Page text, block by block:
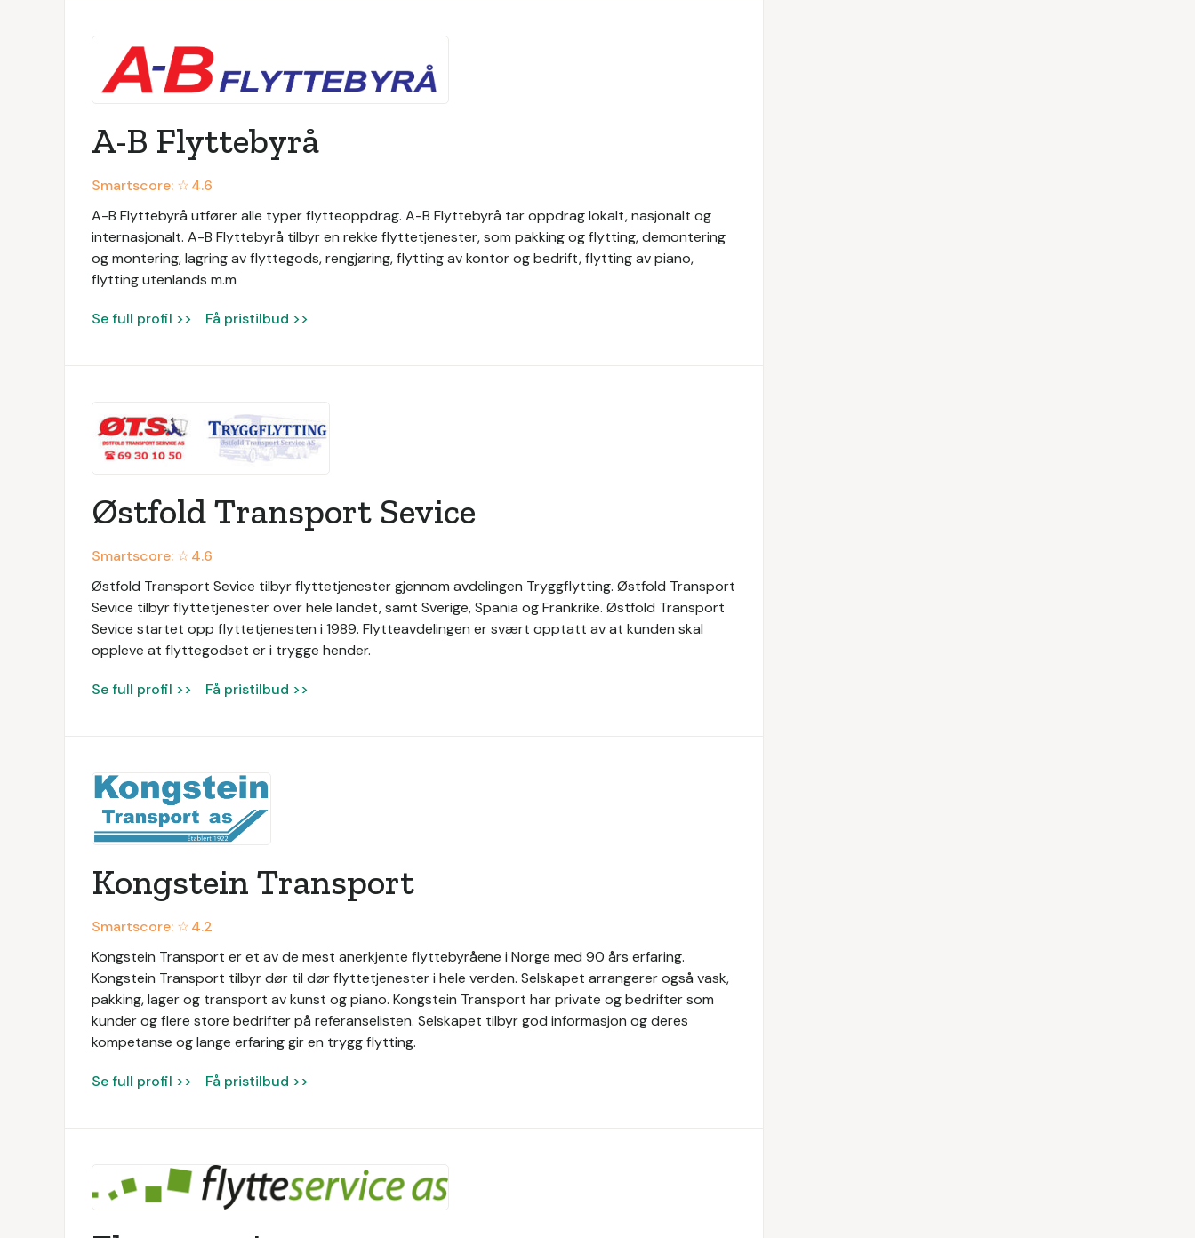
A-B Flyttebyrå
Smartscore: ☆4.6
A-B Flyttebyrå utfører alle typer flytteoppdrag. A-B Flyttebyrå tar oppdrag lokalt, nasjonalt og
internasjonalt. A-B Flyttebyrå tilbyr en rekke flyttetjenester, som pakking og flytting, demontering
og montering, lagring av flyttegods, rengjøring, flytting av kontor og bedrift, flytting av piano,
flytting utenlands m.m
Se full profil >> Få pristilbud >>
Østfold Transport Sevice
Smartscore: ☆4.6
Østfold Transport Sevice tilbyr flyttetjenester gjennom avdelingen Tryggflytting. Østfold Transport
Sevice tilbyr flyttetjenester over hele landet, samt Sverige, Spania og Frankrike. Østfold Transport
Sevice startet opp flyttetjenesten i 1989. Flytteavdelingen er svært opptatt av at kunden skal
oppleve at flyttegodset er i trygge hender.
Se full profil >> Få pristilbud >>
Kongstein Transport
Smartscore: ☆4.2
Kongstein Transport er et av de mest anerkjente flyttebyråene i Norge med 90 års erfaring.
Kongstein Transport tilbyr dør til dør flyttetjenester i hele verden. Selskapet arrangerer også vask,
pakking, lager og transport av kunst og piano. Kongstein Transport har private og bedrifter som
kunder og flere store bedrifter på referanselisten. Selskapet tilbyr god informasjon og deres
kompetanse og lange erfaring gir en trygg flytting.
Se full profil >> Få pristilbud >>